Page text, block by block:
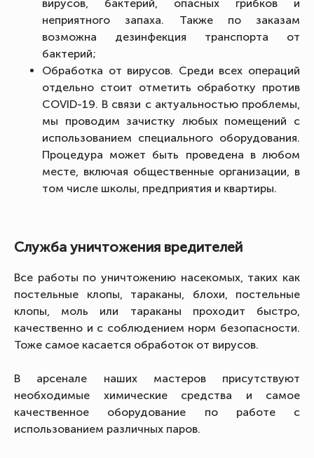
вирусов, бактерий, опасных грибков и
неприятного запаха. Также по заказам
возможна дезинфекция транспорта от
бактерий;
Обработка от вирусов. Среди всех операций
отдельно стоит отметить обработку против
COVID-19. В связи с актуальностью проблемы,
мы проводим зачистку любых помещений с
использованием специального оборудования.
Процедура может быть проведена в любом
месте, включая общественные организации, в
том числе школы, предприятия и квартиры.
Служба уничтожения вредителей
Все работы по уничтожению насекомых, таких как
постельные клопы, тараканы, блохи, постельные
клопы, моль или тараканы проходит быстро,
качественно и с соблюдением норм безопасности.
Тоже самое касается обработок от вирусов.
В арсенале наших мастеров присутствуют
необходимые химические средства и самое
качественное оборудование по работе с
использованием различных паров.